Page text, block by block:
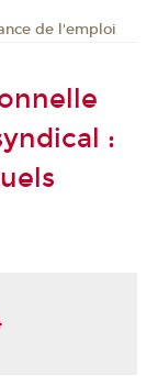
de l'emploi
: